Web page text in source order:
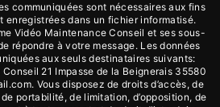
communiquées sont nécessaires aux fins
enregistrées dans un fichier informatisé.
Vidéo Maintenance Conseil et ses sous-
répondre à votre message. Les données
aux seuls destinataires suivants:
21 Impasse de la Beignerais 35580
Vous disposez de droits d’accès, de
portabilité, de limitation, d’opposition, de